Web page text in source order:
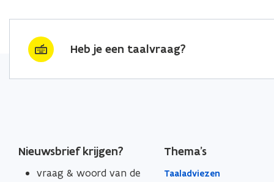
Heb je een taalvraag?
Nieuwsbrief krijgen?
vraag & woord van de
Thema's
Taaladviezen